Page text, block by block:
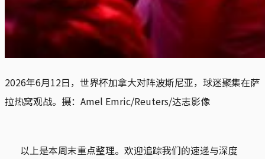
2026年6月12日，世界杯加拿大对阵波斯尼亚，球迷聚集在萨
拉热窝观战。摄：Amel Emric/Reuters/达志影像
以上是本周末重点整理。欢迎追踪我们的速递与深度